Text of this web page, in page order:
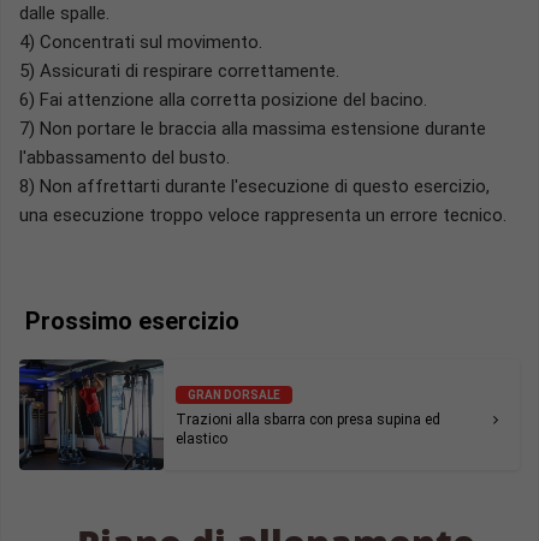
dalle spalle.
4) Concentrati sul movimento.
5) Assicurati di respirare correttamente.
6) Fai attenzione alla corretta posizione del bacino.
7) Non portare le braccia alla massima estensione durante
l'abbassamento del busto.
8) Non affrettarti durante l'esecuzione di questo esercizio,
una esecuzione troppo veloce rappresenta un errore tecnico.
Prossimo esercizio
GRAN DORSALE
Trazioni alla sbarra con presa supina ed
elastico